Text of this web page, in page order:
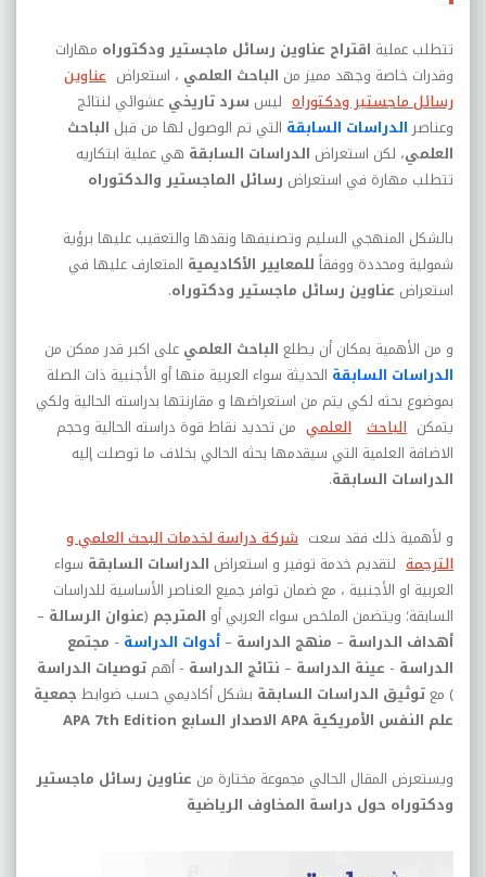
تتطلب عملية اقتراح عناوين رسائل ماجستير ودكتوراه مهارات
وقدرات خاصة وجهد مميز من الباحث العلمي ، استعراض عناوين
رسائل ماجستير ودكتوراه ليس سرد تاريخي عشوائي لنتائج
وعناصرالدراسات السابقة التي تم الوصول لها من قبل الباحث
العلمي، لكن استعراض الدراسات السابقة هي عملية ابتكاريه
تتطلب مهارة في استعراض رسائل الماجستير والدكتوراه
بالشكل المنهجي السليم وتصنيفها ونقدها والتعقيب عليها برؤية
شمولية ومحددة ووفقاً للمعايير الأكاديمية المتعارف عليها في
استعراض عناوين رسائل ماجستير ودكتوراه.
و من الأهمية بمكان أن يطلع الباحث العلمي على اكبر قدر ممكن من
الدراسات السابقة الحديثة سواء العربية منها أو الأجنبية ذات الصلة
بموضوع بحثه لكي يتم من استعراضها و مقارنتها بدراسته الحالية ولكي
يتمكن الباحث العلمي من تحديد نقاط قوة دراسته الحالية وحجم
الاضافة العلمية التي سيقدمها بحثه الحالي بخلاف ما توصلت إليه
الدراسات السابقة.
و لأهمية ذلك فقد سعت شركة دراسة لخدمات البحث العلمي و
الترجمة لتقديم خدمة توفير و استعراض الدراسات السابقة سواء
العربية او الأجنبية ، مع ضمان توافر جميع العناصر الأساسية للدراسات
السابقة؛ ويتضمن الملخص سواء العربي أو المترجم (عنوان الرسالة –
أهداف الدراسة – منهج الدراسة – أدوات الدراسة - مجتمع
الدراسة - عينة الدراسة – نتائج الدراسة - أهم توصيات الدراسة
) معتوثيق الدراسات السابقة بشكل أكاديمي حسب ضوابط جمعية
علم النفس الأمريكية APA الاصدار السابع APA 7th Edition
ويستعرض المقال الحالي مجموعة مختارة من عناوين رسائل ماجستير
ودكتوراه حول دراسة المخاوف الرياضية